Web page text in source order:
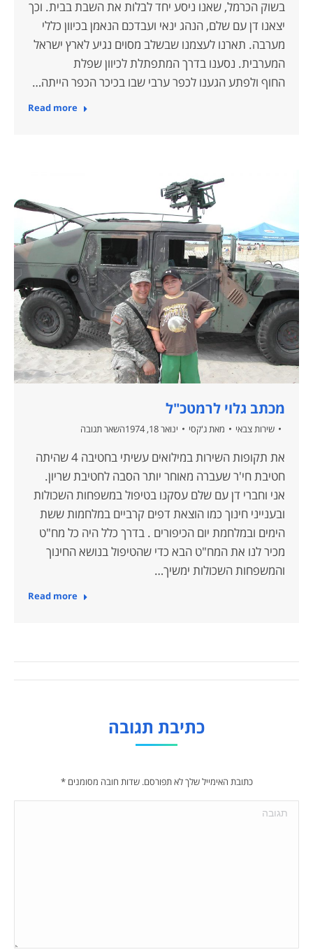
בשוק הכרמל, שאנו ניסע יחד לבלות את השבת בבית. וכך
יצאנו דן עם שלם, הנהג ינאי ועבדכם הנאמן בכיוון כללי
מערבה. תארנו לעצמנו שבשלב מסוים נגיע לארץ ישראל
המערבית. נסענו בדרך המתפתלת לכיוון שפלת
החוף ולפתע הגענו לכפר ערבי שבו בכיכר הכפר הייתה…
Read more
מכתב גלוי לרמטכ"ל
שירות צבאי מאתג'קסי ינואר 18, 1974 השאר תגובה
את תקופות השירות במילואים עשיתי בחטיבה 4 שהיתה
חטיבת חי'ר שעברה מאוחר יותר הסבה לחטיבת שריון.
אני וחברי דן עם שלם עסקנו בטיפול במשפחות השכולות
ובענייני חינוך כמו הוצאת דפים קרביים במלחמות ששת
הימים ובמלחמת יום הכיפורים . בדרך כלל היה כל מח"ט
מכיר לנו את המח"ט הבא כדי שהטיפול בנושא החינוך
והמשפחות השכולות ימשיך…
Read more
Album
כתיבת תגובה
כתובת האימייל שלך לא תפורסם. שדות חובה מסומנים*
תגובה